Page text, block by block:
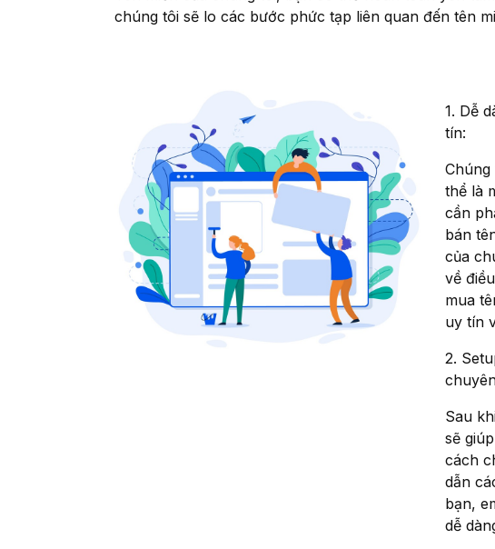
chúng tôi sẽ lo các bước phức tạp liên quan đến tên
1. Dễ
tín:
Chúng
thể là
cần
bán
của
về
mua
uy tín
2.
Sau
sẽ
cách
dẫn
bạn,
dễ